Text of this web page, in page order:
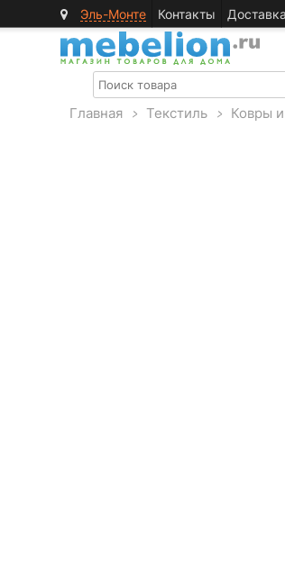
Эль-Монте Контакты
Главная > Текстиль > Ковры